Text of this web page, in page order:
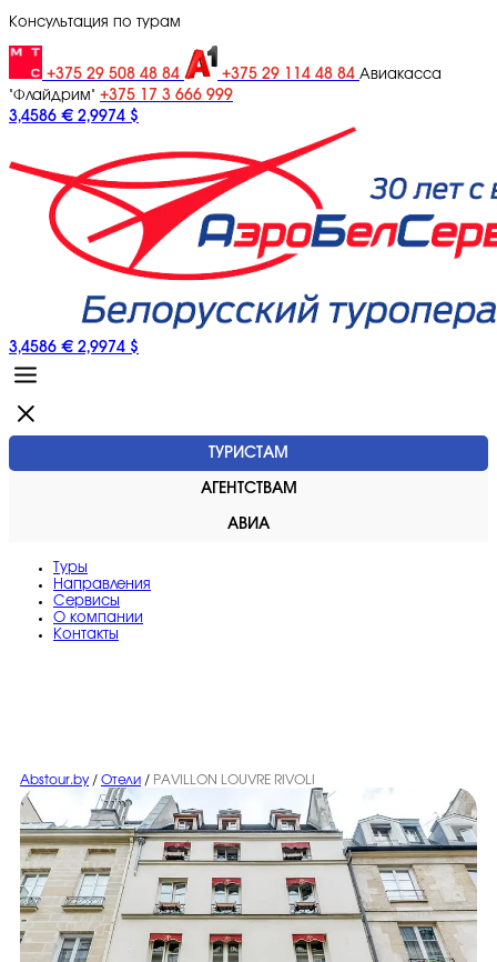
Консультация по турам
+375 29 508 48 84 +375 29 114 48 84 Авиакасса
"Флайдрим" +375 17 3 666 999
3,4586 € 2,9974 $
3,4586 € 2,9974 $
ТУРИСТАМ
АГЕНТСТВАМ
АВИА
Туры
Направления
Сервисы
O компании
Контакты
Abstour.by / Отели / PAVILLON LOUVRE RIVOLI